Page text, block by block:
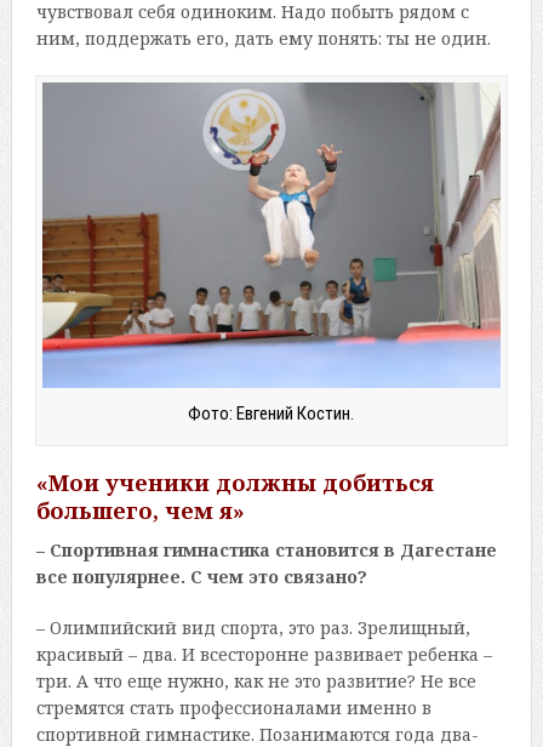
чувствовал себя одиноким. Надо побыть рядом с
ним, поддержать его, дать ему понять: ты не один.
Фото: Евгений Костин.
«Мои ученики должны добиться
большего, чем я»
– Спортивная гимнастика становится в Дагестане
все популярнее. С чем это связано?
– Олимпийский вид спорта, это раз. Зрелищный,
красивый – два. И всесторонне развивает ребенка –
три. А что еще нужно, как не это развитие? Не все
стремятся стать профессионалами именно в
спортивной гимнастике. Позанимаются года два-